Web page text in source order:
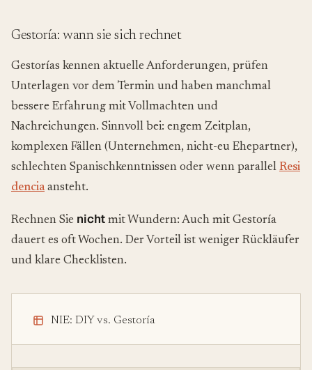
Gestoría: wann sie sich rechnet
Gestorías kennen aktuelle Anforderungen, prüfen
Unterlagen vor dem Termin und haben manchmal
bessere Erfahrung mit Vollmachten und
Nachreichungen. Sinnvoll bei: engem Zeitplan,
komplexen Fällen (Unternehmen, nicht-eu Ehepartner),
schlechten Spanischkenntnissen oder wenn parallel Resi
denciaansteht.
Rechnen Sie nicht mit Wundern: Auch mit Gestoría
dauert es oft Wochen. Der Vorteil ist weniger Rückläufer
und klare Checklisten.
NIE: DIY vs. Gestoría